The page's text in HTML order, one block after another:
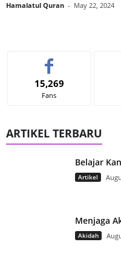
Hamalatul Quran - May 22, 2024
15,269
Fans
ARTIKEL TERBARU
Belajar
Artikel
Menjaga
Akidah